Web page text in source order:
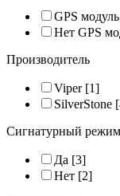
GPS модуль
Нет GPS
Производитель
Viper[1]
SilverStone
Сигнатурный режим
Да [3]
Нет [2]